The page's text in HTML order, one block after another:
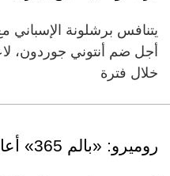
يتنافس برشلونة الإسباني
أجل ضم أنتوني جوردون،
خلال فترة
روميرو: «بالم 365» أعاد إحياء حلمي الاحترافي